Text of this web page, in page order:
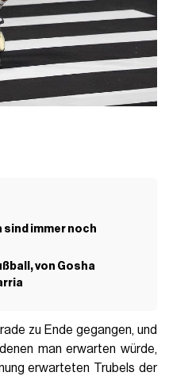
immer noch
von Gosha
zu Ende gegangen, und
man erwarten würde,
erwarteten Trubels der